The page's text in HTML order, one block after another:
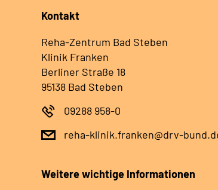
Kontakt
Reha-Zentrum Bad Steben
Klinik Franken
Berliner Straße 18
95138 Bad Steben
09288 958-0
reha-klinik.franken@drv-
Weitere wichtige Informationen